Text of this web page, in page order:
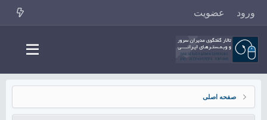
ورود عضویت
صفحه اصلی